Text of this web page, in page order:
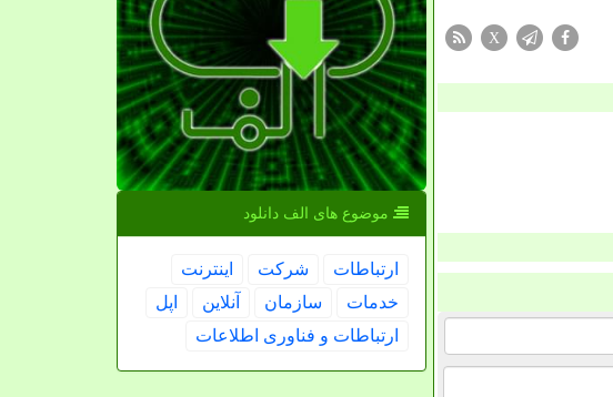
X
موضوع های الف دانلود
ارتباطات شركت
اینترنت
خدمات
سازمان آنلاین
اپل
ارتباطات و فناوری اطلاعات